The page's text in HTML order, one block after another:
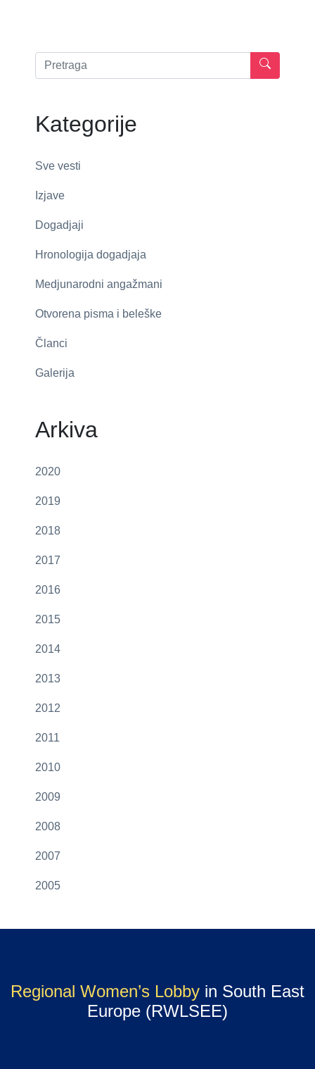
Kategorije
Sve vesti
Izjave
Dogadjaji
Hronologija dogadjaja
Medjunarodni angažmani
Otvorena pisma i beleške
Članci
Galerija
Arkiva
2020
2019
2018
2017
2016
2015
2014
2013
2012
2011
2010
2009
2008
2007
2005
Regional Women’s Lobby in South East
Europe (RWLSEE)